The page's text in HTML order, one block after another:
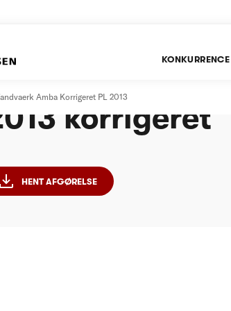
KONKURRENCE
Amba Korrigeret PL 2013
korrigeret
HENT AFGØRELSE